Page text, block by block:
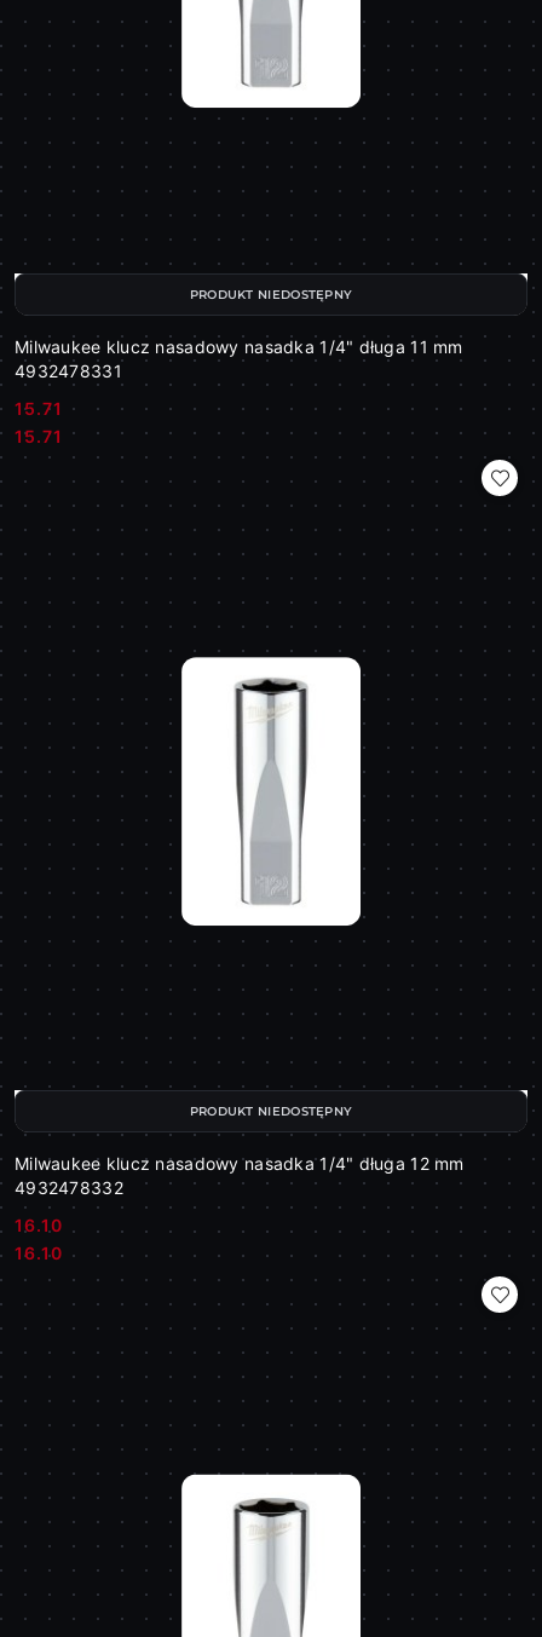
Milwaukee klucz nasadowy nasadka 1/4" długa 11 mm
4932478331
Cena:
15.71
Cena:
15.71
PRODUKT NIEDOSTĘPNY
Milwaukee klucz nasadowy nasadka 1/4" długa 12 mm
4932478332
Cena:
16.10
Cena:
16.10
PRODUKT NIEDOSTĘPNY